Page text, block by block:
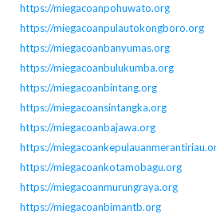
https://miegacoanpohuwato.org
https://miegacoanpulautokongboro.org
https://miegacoanbanyumas.org
https://miegacoanbulukumba.org
https://miegacoanbintang.org
https://miegacoansintangka.org
https://miegacoanbajawa.org
https://
https://miegacoankotamobagu.org
https://miegacoanmurungraya.org
https://miegacoanbimantb.org